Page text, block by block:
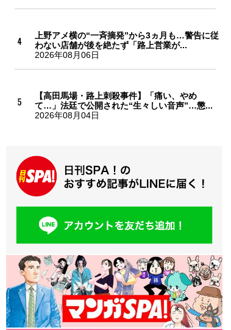
上野アメ横の“一斉摘発”から3ヵ月も…警告に従
わない店舗が後を絶たず「路上営業が...
2026年08月06日
【高田馬場・路上刺殺事件】「痛い、やめ
て…」法廷で公開された“生々しい音声”…懲...
2026年08月04日